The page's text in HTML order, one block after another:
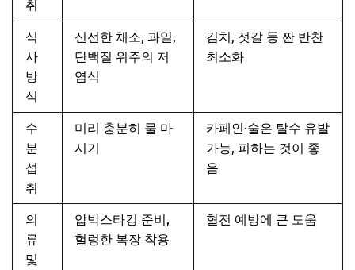
취
식
사
방
식
신선한 채소, 과일,
단백질 위주의 저
염식
김치, 젓갈 등 짠 반찬
최소화
수
분
섭
취
미리 충분히 물 마
시기
카페인·술은 탈수 유발
가능, 피하는 것이 좋
음
의
류
및
압박스타킹 준비,
헐렁한 복장 착용
혈전 예방에 큰 도움